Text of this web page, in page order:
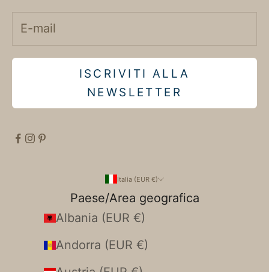
ISCRIVITI ALLA
NEWSLETTER
Italia (EUR €)
Paese/Area geografica
Albania (EUR €)
Andorra (EUR €)